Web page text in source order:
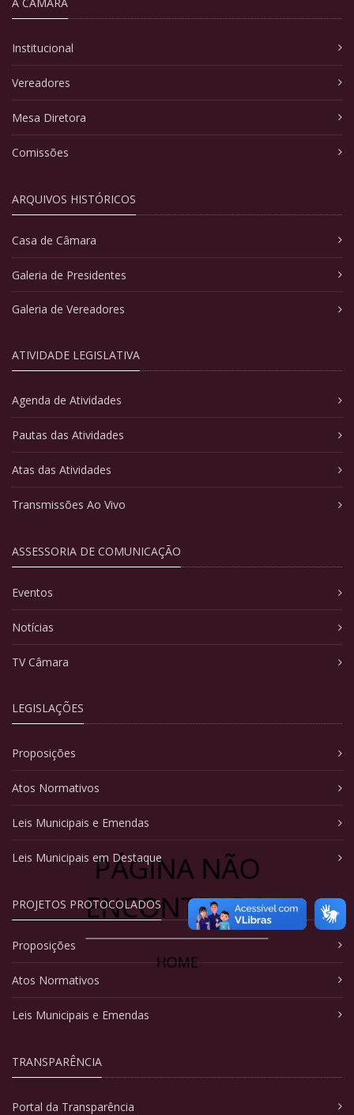
PÁGINA NÃO
ENCONTRADA
HOME
Institucional
Vereadores
Mesa Diretora
Comissões
ARQUIVOS HISTÓRICOS
Casa de Câmara
Galeria de Presidentes
Galeria de Vereadores
ATIVIDADE LEGISLATIVA
Agenda de Atividades
Pautas das Atividades
Atas das Atividades
Transmissões Ao Vivo
ASSESSORIA DE COMUNICAÇÃO
Eventos
Notícias
TV Câmara
LEGISLAÇÕES
Proposições
Atos Normativos
Leis Municipais e Emendas
Leis Municipais em Destaque
PROJETOS PROTOCOLADOS
Proposições
Atos Normativos
Leis Municipais e Emendas
TRANSPARÊNCIA
Portal da Transparência